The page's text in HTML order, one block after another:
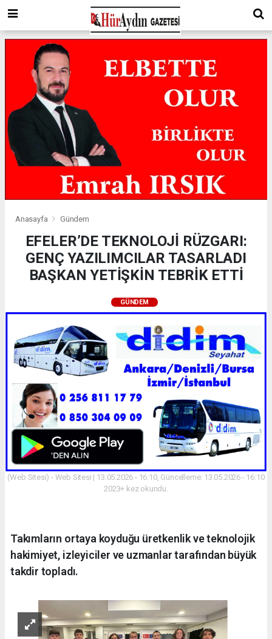
Anasayfa Gündem
EFELER’DE TEKNOLOJİ RÜZGARI:
GENÇ YAZILIMCILAR TASARLADI
BAŞKAN YETİŞKİN TEBRİK ETTİ
GÜNDEM
(Web Sitesi) - Web Sitesi | 13.05.2026 - 16:10, Güncelleme: 13.05.2026 - 16:10
2023+ kez okundu.
Takımların ortaya koyduğu üretkenlik ve teknolojik
hakimiyet, izleyiciler ve uzmanlar tarafından büyük
takdir topladı.